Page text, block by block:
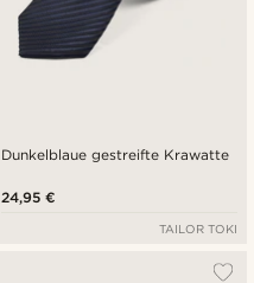
Dunkelblaue gestreifte Krawatte
24,95 €
TAILOR TOKI